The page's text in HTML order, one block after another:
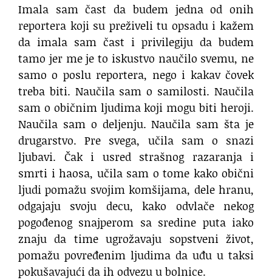
Imala sam čast da budem jedna od onih
reportera koji su preživeli tu opsadu i kažem
da imala sam čast i privilegiju da budem
tamo jer me je to iskustvo naučilo svemu, ne
samo o poslu reportera, nego i kakav čovek
treba biti. Naučila sam o samilosti. Naučila
sam o običnim ljudima koji mogu biti heroji.
Naučila sam o deljenju. Naučila sam šta je
drugarstvo. Pre svega, učila sam o snazi
ljubavi. Čak i usred strašnog razaranja i
smrti i haosa, učila sam o tome kako obični
ljudi pomažu svojim komšijama, dele hranu,
odgajaju svoju decu, kako odvlače nekog
pogođenog snajperom sa sredine puta iako
znaju da time ugrožavaju sopstveni život,
pomažu povređenim ljudima da uđu u taksi
pokušavajući da ih odvezu u bolnice.